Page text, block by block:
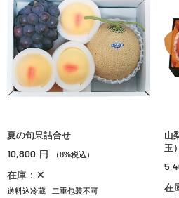
夏の旬果詰合せ
10,800 円 （8%税込）
在庫：✕
送料込冷蔵 二重包装不可
山
玉
在